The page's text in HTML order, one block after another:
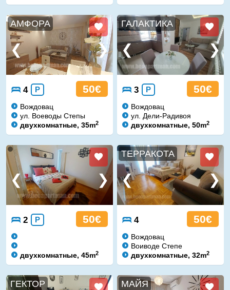
АМФОРА
4 P 50€
Вождовац
ул. Воеводы Степы
двухкомнатные, 35m2
ГАЛАКТИКА
3 P 50€
Вождовац
ул. Дели-Радивоя
двухкомнатные, 50m2
2 P 50€
двухкомнатные, 45m2
ТЕРРАКОТА
4 50€
Вождовац
Воиводе Степе
двухкомнатные, 32m2
ГЕКТОР МАЙЯ